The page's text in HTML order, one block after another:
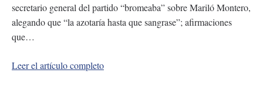
secretario general del partido “bromeaba” sobre Mariló Montero,
alegando que “la azotaría hasta que sangrase”; afirmaciones
que…
Leer el artículo completo